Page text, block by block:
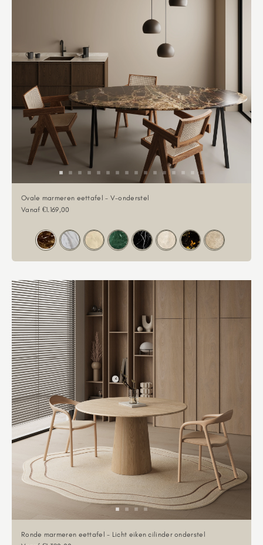
Ovale marmeren eettafel - V-onderstel
Aanbiedingsprijs
Vanaf €1.169,00
Ronde marmeren eettafel - Licht eiken cilinder onderstel